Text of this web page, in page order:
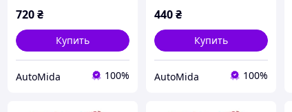
720₴
Купить
AutoMida 100%
440₴
Купить
AutoMida 100%